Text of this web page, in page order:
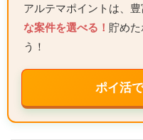
アルテマポイントは、
な案件を選べる！ 貯め
う！
ポイ活